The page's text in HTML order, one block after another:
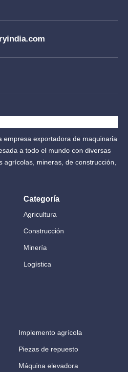
empresa exportadora de maquinaria
a todo el mundo con diversas
agrícolas, mineras, de construcción,
Categoría
Agricultura
Construcción
Minería
Logística
Implemento agrícola
Piezas de repuesto
Máquina elevadora